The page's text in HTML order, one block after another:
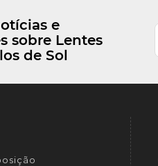
e
sobre Lentes
de Sol